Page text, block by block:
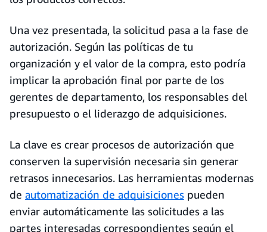
Una vez presentada, la solicitud pasa a la fase de
autorización. Según las políticas de tu
organización y el valor de la compra, esto podría
implicar la aprobación final por parte de los
gerentes de departamento, los responsables del
presupuesto o el liderazgo de adquisiciones.
La clave es crear procesos de autorización que
conserven la supervisión necesaria sin generar
retrasos innecesarios. Las herramientas modernas
de automatización de adquisiciones pueden
enviar automáticamente las solicitudes a las
partes interesadas correspondientes según el